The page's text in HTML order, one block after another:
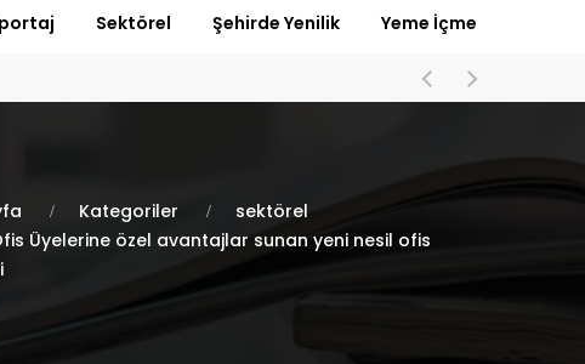
Sektörel Şehirde Yenilik Yeme İçme
Kategoriler
sektörel
Üyelerine özel avantajlar sunan yeni nesil ofis